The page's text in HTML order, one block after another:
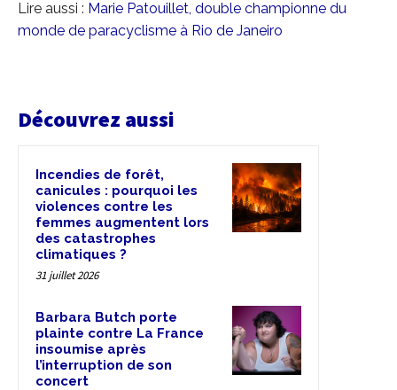
Lire aussi : Marie Patouillet, double championne du
monde de paracyclisme à Rio de Janeiro
Découvrez aussi
Incendies de forêt,
canicules : pourquoi les
violences contre les
femmes augmentent lors
des catastrophes
climatiques ?
31 juillet 2026
Barbara Butch porte
plainte contre La France
insoumise après
l’interruption de son
concert